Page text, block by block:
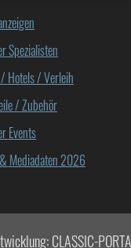
Spezialisten
Hotels / Verleih
/ Zubehör
Events
Mediadaten 2026
CLASSIC-